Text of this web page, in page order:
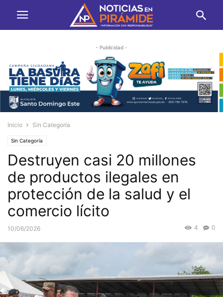
- Publicidad -
Inicio Sin Categoría
Sin Categoría
Destruyen casi 20 millones
de productos ilegales en
protección de la salud y el
comercio lícito
10/06/2026 0
4